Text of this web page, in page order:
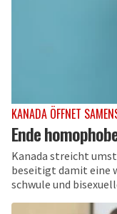
KANADA ÖFFNET
Ende
Kanada streicht
beseitigt damit eine
schwule und